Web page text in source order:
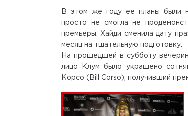
В этом же году ее планы были
просто не смогла не
премьеры. Хайди сменила дату
месяц на тщательную подготовку.
На прошедшей в субботу
лицо Клум было украшено
Корсо (Bill Corso), получивший